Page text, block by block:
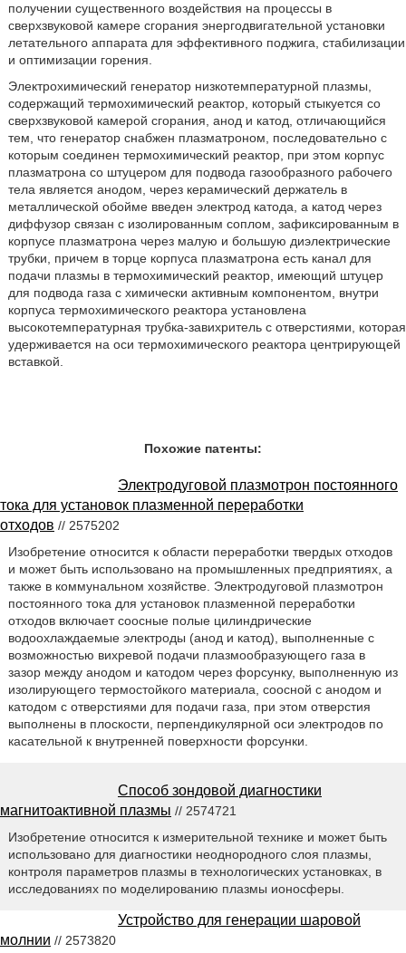
получении существенного воздействия на процессы в
сверхзвуковой камере сгорания энергодвигательной установки
летательного аппарата для эффективного поджига, стабилизации
и оптимизации горения.
Электрохимический генератор низкотемпературной плазмы,
содержащий термохимический реактор, который стыкуется со
сверхзвуковой камерой сгорания, анод и катод, отличающийся
тем, что генератор снабжен плазматроном, последовательно с
которым соединен термохимический реактор, при этом корпус
плазматрона со штуцером для подвода газообразного рабочего
тела является анодом, через керамический держатель в
металлической обойме введен электрод катода, а катод через
диффузор связан с изолированным соплом, зафиксированным в
корпусе плазматрона через малую и большую диэлектрические
трубки, причем в торце корпуса плазматрона есть канал для
подачи плазмы в термохимический реактор, имеющий штуцер
для подвода газа с химически активным компонентом, внутри
корпуса термохимического реактора установлена
высокотемпературная трубка-завихритель с отверстиями, которая
удерживается на оси термохимического реактора центрирующей
вставкой.
Похожие патенты:
Электродуговой плазмотрон постоянного
тока для установок плазменной переработки
отходов // 2575202
Изобретение относится к области переработки твердых отходов
и может быть использовано на промышленных предприятиях, а
также в коммунальном хозяйстве. Электродуговой плазмотрон
постоянного тока для установок плазменной переработки
отходов включает соосные полые цилиндрические
водоохлаждаемые электроды (анод и катод), выполненные с
возможностью вихревой подачи плазмообразующего газа в
зазор между анодом и катодом через форсунку, выполненную из
изолирующего термостойкого материала, соосной с анодом и
катодом с отверстиями для подачи газа, при этом отверстия
выполнены в плоскости, перпендикулярной оси электродов по
касательной к внутренней поверхности форсунки.
Способ зондовой диагностики
магнитоактивной плазмы // 2574721
Изобретение относится к измерительной технике и может быть
использовано для диагностики неоднородного слоя плазмы,
контроля параметров плазмы в технологических установках, в
исследованиях по моделированию плазмы ионосферы.
Устройство для генерации шаровой
молнии // 2573820